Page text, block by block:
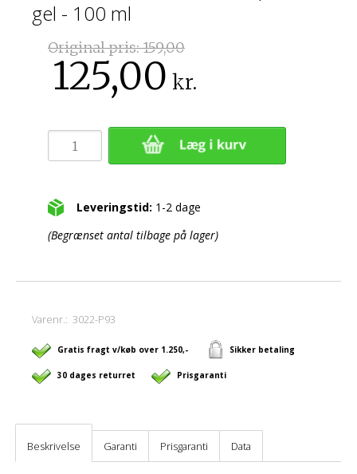
gel - 100 ml
Original pris:159,00
125,00 kr.
Leveringstid: 1-2 dage
(Begrænset antal tilbage på lager)
Varenr.:3022-P93
Gratis fragt v/køb over 1.250,- Sikker betaling
30 dages returret Prisgaranti
Beskrivelse Garanti Prisgaranti Data